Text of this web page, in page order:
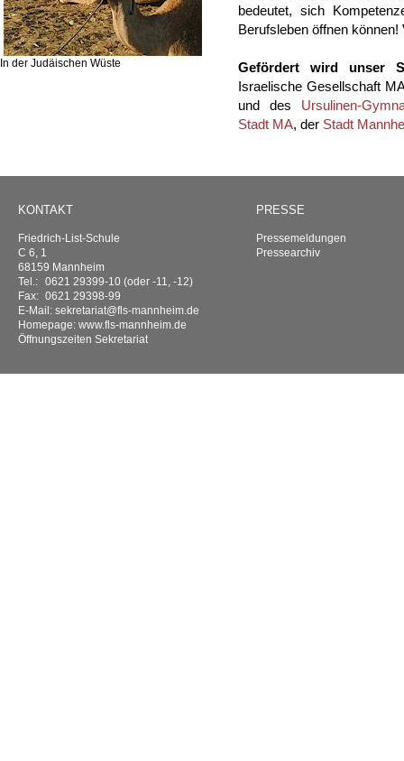
In der Judäischen Wüste
bedeutet, sich
Berufsleben öffnen können!
Gefördert wird unser
Israelische Gesellschaft
und des Ursulinen-
Stadt MA, der Stadt
KONTAKT
Friedrich-List-Schule
C 6, 1
68159 Mannheim
Tel.: 0621 29399-10 (oder -11, -12)
Fax: 0621 29398-99
E-Mail: sekretariat@fls-mannheim.de
Homepage: www.fls-mannheim.de
Öffnungszeiten Sekretariat
PRESSE
Pressemeldungen
Pressearchiv